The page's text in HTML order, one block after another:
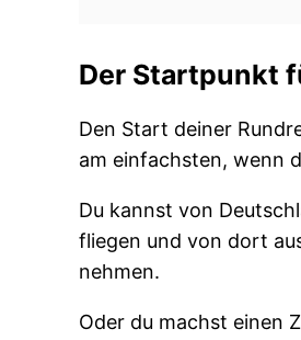
Der Startpunkt
Den Start deiner
am einfachsten, wenn
Du kannst von
fliegen und von dort
nehmen.
Oder du machst einen